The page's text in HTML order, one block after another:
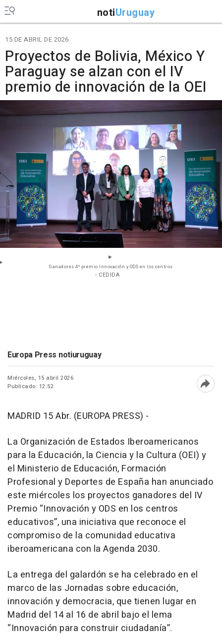
notiUruguay
15 DE ABRIL DE 2026
Proyectos de Bolivia, México Y
Paraguay se alzan con el IV
premio de innovación de la OEI
Ganadores 4º premio Innovación y ODS en los centros
- CEDIDA
Europa Press notiuruguay
Miércoles, 15 abril 2026
Publicado: 12:52
MADRID 15 Abr. (EUROPA PRESS) -
La Organización de Estados Iberoamericanos
para la Educación, la Ciencia y la Cultura (OEI) y
el Ministerio de Educación, Formación
Profesional y Deportes de España han anunciado
este miércoles los proyectos ganadores del IV
Premio “Innovación y ODS en los centros
educativos”, una iniciativa que reconoce el
compromiso de la comunidad educativa
iberoamericana con la Agenda 2030.
La entrega del galardón se ha celebrado en el
marco de las Jornadas sobre educación,
innovación y democracia, que tienen lugar en
Madrid del 14 al 16 de abril bajo el lema
“Innovación para construir ciudadanía”.